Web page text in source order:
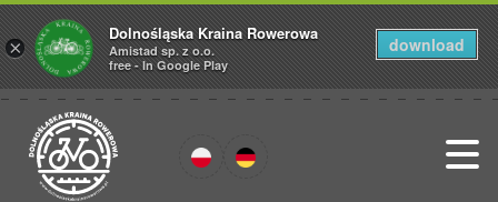
×
Dolnośląska Kraina Rowerowa
Amistad sp. z o.o.
free - In Google Play
download